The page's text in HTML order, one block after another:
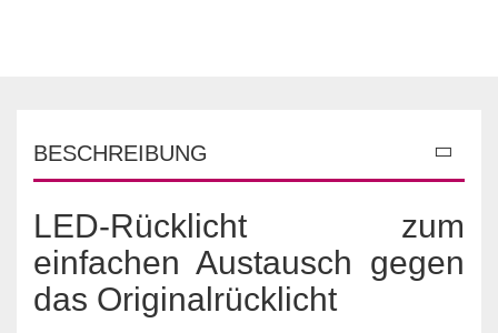
BESCHREIBUNG
LED-Rücklicht zum
einfachen Austausch gegen
das Originalrücklicht